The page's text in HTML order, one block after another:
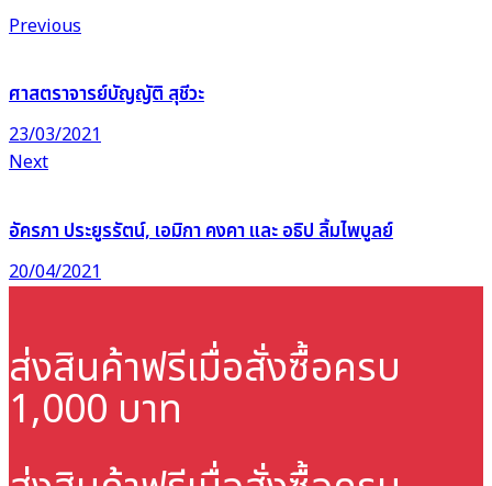
Previous
ศาสตราจารย์บัญญัติ สุชีวะ
23/03/2021
Next
อัครภา ประยูรรัตน์, เอมิกา คงคา และ อธิป ลิ้มไพบูลย์
20/04/2021
ส่งสินค้าฟรีเมื่อสั่งซื้อครบ
1,000 บาท